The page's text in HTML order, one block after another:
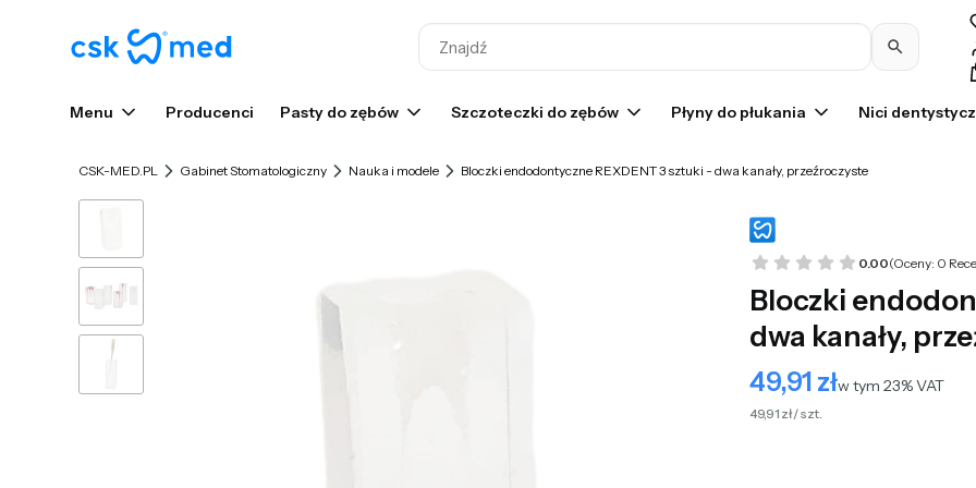
Menu Producenci Pasty do zębów Szczoteczki do zębów Płyny do płukania Nici
CSK-MED.PL Gabinet Stomatologiczny Nauka i modele Bloczki endodontyczne REXDENT 3 sztuki - dwa kanały, przeźroczyste
0.00(Oceny: 0
Bloczki
dwa kanały,
Cena
49,91 złw tym 23% VAT
w tym 23%VAT
49,91 zł / szt.